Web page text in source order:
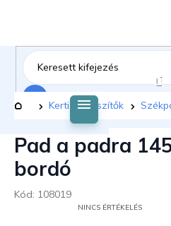
tartalomhoz
Kezdőlap
Kerti kiegészítők
Pad a padra
bordó
Kód: 108019
NINCS ÉRTÉKELÉS